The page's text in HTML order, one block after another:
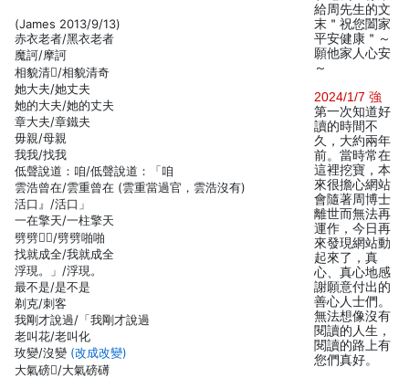
(James 2013/9/13)
赤衣老者/黑衣老者
魔訶/摩訶
相貌清/相貌清奇
她大夫/她丈夫
她的大夫/她的丈夫
章大夫/章鐵夫
毋親/母親
我我/找我
低聲說道：咱/低聲說道：「咱
雲浩曾在/雲重曾在 (雲重當過官，雲浩沒有)
活口』/活口」
一在擎天/一柱擎天
劈劈/劈劈啪啪
找就成全/我就成全
浮現。」/浮現。
最不是/是不是
剃克/刺客
我剛才說過/「我剛才說過
老叫花/老叫化
玫變/沒變 (改成改變)
大氣磅/大氣磅礡
給周先生的文
末＂祝您闔家
平安健康＂～
願他家人心安
～
2024/1/7 強
第一次知道好
讀的時間不
久，大約兩年
前。當時常在
這裡挖寶，本
來很擔心網站
會隨著周博士
離世而無法再
運作，今日再
來發現網站動
起來了，真
心、真心地感
謝願意付出的
善心人士們。
無法想像沒有
閱讀的人生，
閱讀的路上有
您們真好。